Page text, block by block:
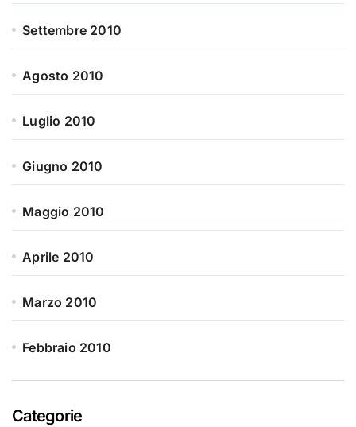
Settembre 2010
Agosto 2010
Luglio 2010
Giugno 2010
Maggio 2010
Aprile 2010
Marzo 2010
Febbraio 2010
Categorie